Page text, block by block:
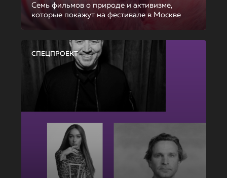
Семь фильмов о природе и активизме,
которые покажут на фестивале в Москве
СПЕЦПРОЕКТ